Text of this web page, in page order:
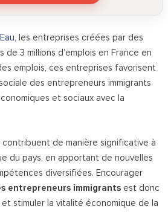
, les entreprises créées par des
de 3 millions d’emplois en France en
emplois, ces entreprises favorisent
des entrepreneurs immigrants
et sociaux avec la
contribuent de manière significative à
du pays, en apportant de nouvelles
diversifiées. Encourager
entrepreneurs immigrants est donc
stimuler la vitalité économique de la